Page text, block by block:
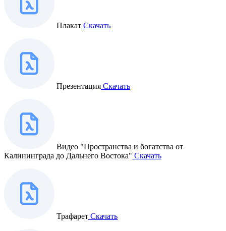
Плакат Скачать
Презентация Скачать
Видео "Пространства и богатства от
Калининграда до Дальнего Востока" Скачать
Трафарет Скачать